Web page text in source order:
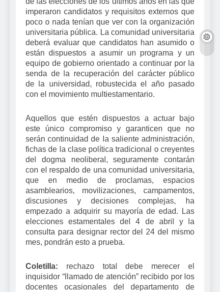
imperaron candidatos y requisitos externos que
poco o nada tenían que ver con la organización
universitaria pública. La comunidad universitaria
deberá evaluar que candidatos han asumido o
están dispuestos a asumir un programa y un
equipo de gobierno orientado a continuar por la
senda de la recuperación del carácter público
de la universidad, robustecida el año pasado
con el movimiento multiestamentario.
Aquellos que estén dispuestos a actuar bajo
este único compromiso y garanticen que no
serán continuidad de la saliente administración,
fichas de la clase política tradicional o creyentes
del dogma neoliberal, seguramente contarán
con el respaldo de una comunidad universitaria,
que en medio de proclamas, espacios
asamblearios, movilizaciones, campamentos,
discusiones y decisiones complejas, ha
empezado a adquirir su mayoría de edad. Las
elecciones estamentales del 4 de abril y la
consulta para designar rector del 24 del mismo
mes, pondrán esto a prueba.
Coletilla: rechazo total debe merecer el
inquisidor “llamado de atención” recibido por los
docentes ocasionales del departamento de